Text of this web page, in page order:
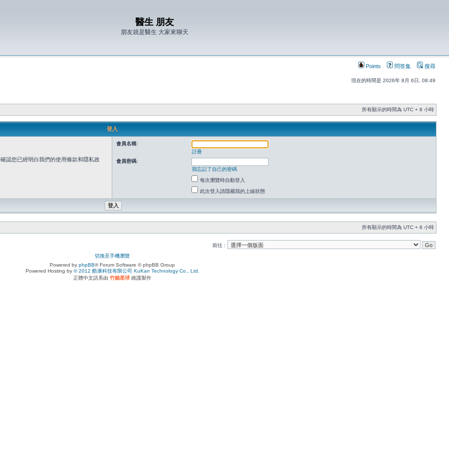
醫生 朋友
朋友就是醫生 大家來聊天
Points 問答集 搜尋
現在的時間是 2026年 8月 6日, 08:49
所有顯示的時間為 UTC + 8 小時
登入
認您已經明白我們的使用條款和隱私政
會員名稱:
註冊
會員密碼:
我忘記了自己的密碼
每次瀏覽時自動登入
此次登入請隱藏我的上線狀態
所有顯示的時間為 UTC + 8 小時
前往 :
切換至手機瀏覽
Powered by phpBB® Forum Software © phpBB Group
Powered Hosting by © 2012 酷康科技有限公司 KuKan Technology Co., Ltd.
正體中文語系由 竹貓星球 維護製作